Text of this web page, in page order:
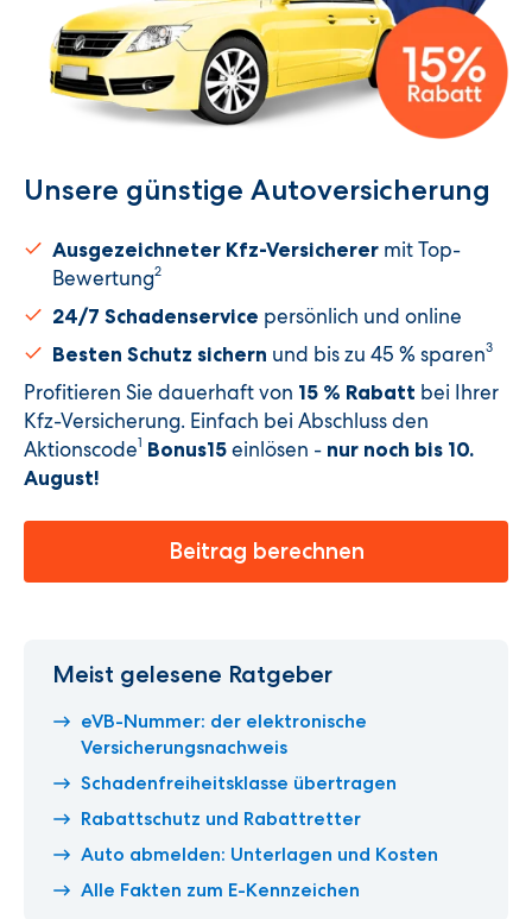
Unsere günstige Autoversicherung​
Ausgezeichneter Kfz-Versicherer mit Top-
Bewertung2
24/7 Schadenservice persönlich und online
Besten Schutz sichern und bis zu 45 % sparen3
Profitieren Sie dauerhaft von 15 % Rabatt bei Ihrer
Kfz-Versicherung. Einfach bei Abschluss den
Aktionscode1 Bonus15 einlösen - nur noch bis 10.
August!
Beitrag berechnen
Meist gelesene Ratgeber
eVB-Nummer: der elektronische
Versicherungsnachweis
Schadenfreiheitsklasse übertragen
Rabattschutz und Rabattretter
Auto abmelden: Unterlagen und Kosten
Alle Fakten zum E-Kennzeichen